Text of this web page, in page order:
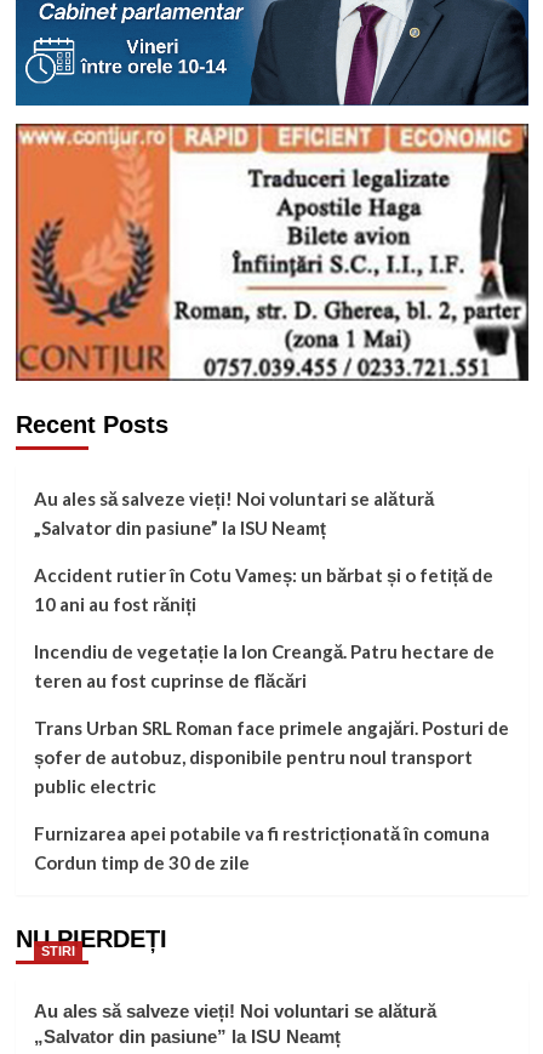
Recent Posts
Au ales să salveze vieți! Noi voluntari se alătură
„Salvator din pasiune” la ISU Neamț
Accident rutier în Cotu Vameș: un bărbat și o fetiță de
10 ani au fost răniți
Incendiu de vegetație la Ion Creangă. Patru hectare de
teren au fost cuprinse de flăcări
Trans Urban SRL Roman face primele angajări. Posturi de
șofer de autobuz, disponibile pentru noul transport
public electric
Furnizarea apei potabile va fi restricționată în comuna
Cordun timp de 30 de zile
NU PIERDEȚI
STIRI
Au ales să salveze vieți! Noi voluntari se alătură
„Salvator din pasiune” la ISU Neamț